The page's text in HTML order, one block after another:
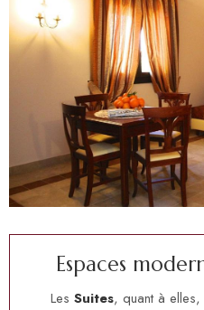
Espaces moder
Les Suites, quant à elles,